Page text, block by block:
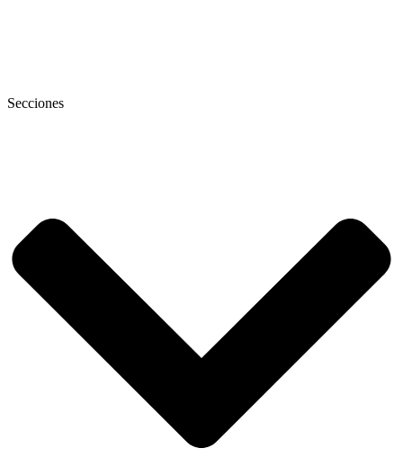
Secciones